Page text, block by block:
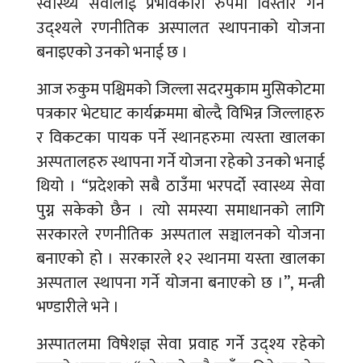
उद्श्यले रणनीतिक अस्पालत स्थापनाको योजना
बनाइएको उनको भनाई छ ।
आज रुकुम पश्चिमको जिल्ला सदरमुकाम मुसिकोटमा
पत्रकार भेटघाट कार्यक्रममा बोल्दै विभिन्न जिल्लाहरु
र विकटका पायक पर्ने स्थानहरुमा त्यस्ता खालका
अस्पतालहरु स्थापना गर्ने योजना रहेको उनको भनाई
थियो । “प्रदेशको सबै ठाउँमा भरपर्दो स्वास्थ्य सेवा
पुग्न सकेको छैन । त्यो समस्या समाधानको लागि
सरकारले रणनीतिक अस्पताल सञ्चालनको योजना
बनाएको हो । सरकारले १२ स्थानमा यस्ता खालका
अस्पताल स्थापना गर्ने योजना बनाएको छ ।”, मन्त्री
भण्डारीले भने ।
अस्पातलमा विषेशज्ञ सेवा प्रवाह गर्ने उद्श्य रहेको